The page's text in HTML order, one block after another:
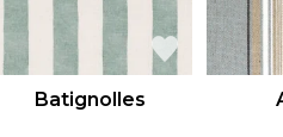
Batignolles